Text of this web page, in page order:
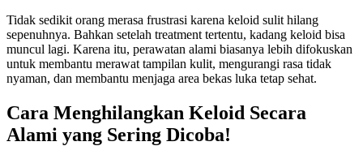
Tidak sedikit orang merasa frustrasi karena keloid sulit hilang
sepenuhnya. Bahkan setelah treatment tertentu, kadang keloid bisa
muncul lagi. Karena itu, perawatan alami biasanya lebih difokuskan
untuk membantu merawat tampilan kulit, mengurangi rasa tidak
nyaman, dan membantu menjaga area bekas luka tetap sehat.
Cara Menghilangkan Keloid Secara
Alami yang Sering Dicoba!